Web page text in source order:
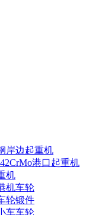
岸边起重机
港口起重机
机
机车轮
轮锻件
车车轮